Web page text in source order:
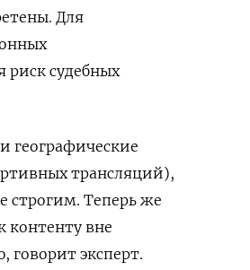
Для
риск судебных
географические
трансляций),
строгим. Теперь же
контенту вне
говорит эксперт.